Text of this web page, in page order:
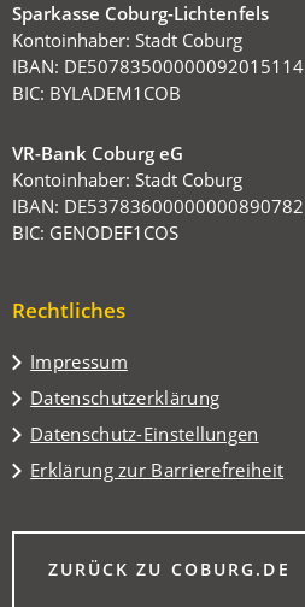
Sparkasse Coburg-Lichtenfels
Kontoinhaber: Stadt Coburg
IBAN: DE50783500000092015114
BIC: BYLADEM1COB
VR-Bank Coburg eG
Kontoinhaber: Stadt Coburg
IBAN: DE53783600000000890782
BIC: GENODEF1COS
Rechtliches
Impressum
Datenschutzerklärung
Datenschutz-Einstellungen
Erklärung zur Barrierefreiheit
ZURÜCK ZU COBURG.DE
(ÖFFNET